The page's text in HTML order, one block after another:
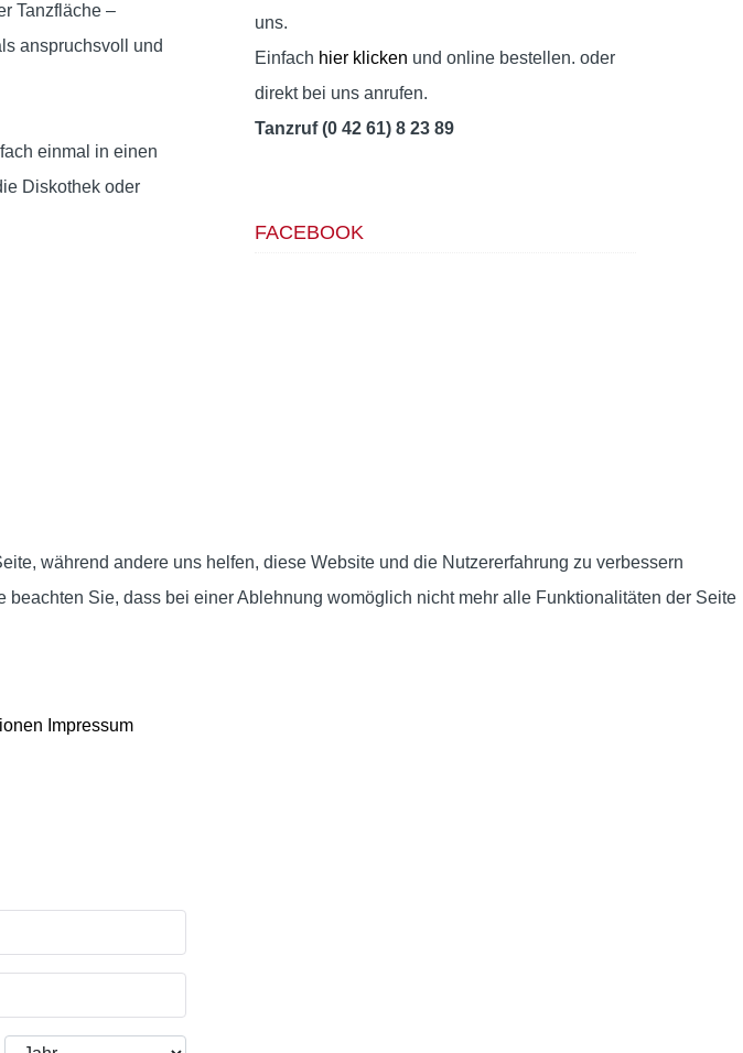
Tanzfläche –
anspruchsvoll und
einmal in einen
Diskothek oder
uns.
Einfach hier klicken und online bestellen. oder
direkt bei uns anrufen.
Tanzruf (0 42 61) 8 23 89
FACEBOOK
während andere uns helfen, diese Website und die Nutzererfahrung zu verbessern
Sie, dass bei einer Ablehnung womöglich nicht mehr alle Funktionalitäten der Seite
Impressum